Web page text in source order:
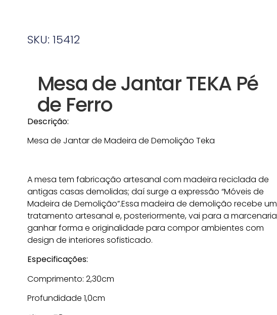
SKU: 15412
Mesa de Jantar TEKA Pé
de Ferro
Descrição:
Mesa de Jantar de Madeira de Demolição Teka
A mesa tem fabricação artesanal com madeira reciclada de
antigas casas demolidas; daí surge a expressão “Móveis de
Madeira de Demolição”.Essa madeira de demolição recebe um
tratamento artesanal e, posteriormente, vai para a marcenaria
ganhar forma e originalidade para compor ambientes com
design de interiores sofisticado.
Especificações:
Comprimento: 2,30cm
Profundidade 1,0cm